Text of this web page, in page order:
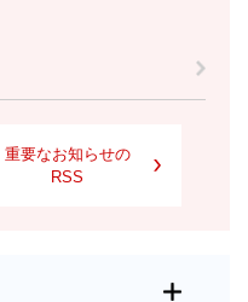
重要なお知らせの
RSS